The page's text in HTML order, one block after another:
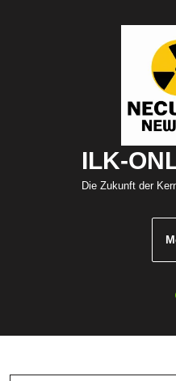
ILK-
Die Zukunft der